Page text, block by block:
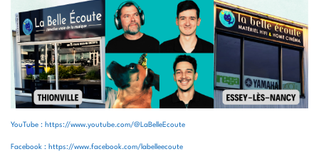
YouTube : https://www.youtube.com/@LaBelleEcoute
Facebook : https://www.facebook.com/labelleecoute